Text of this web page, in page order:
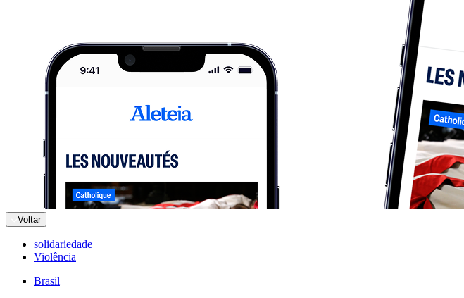
Voltar
solidariedade
Violência
Brasil